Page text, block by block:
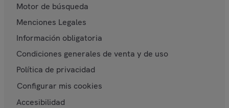
Motor de búsqueda
Menciones Legales
Información obligatoria
Condiciones generales de venta y de uso
Política de privacidad
Configurar mis cookies
Accesibilidad